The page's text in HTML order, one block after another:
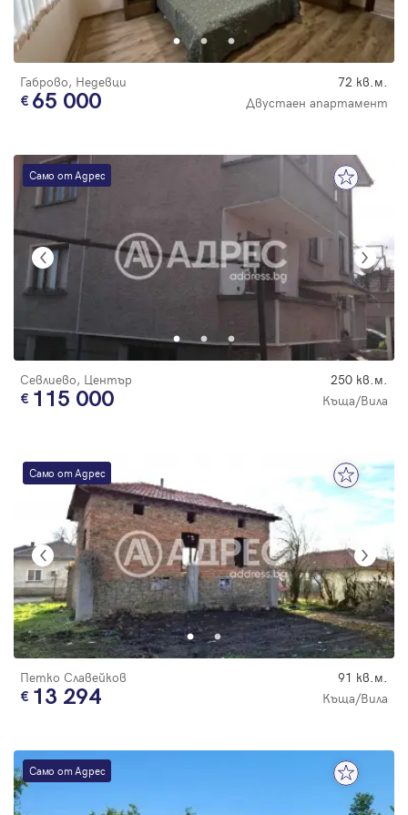
Габрово, Недевци 72 кв.м.
65 000 Двустаен апартамент
Само от Адрес
Севлиево, Център 250 кв.м.
115 000 Къща/Вила
Само от Адрес
Петко Славейков 91 кв.м.
13 294 Къща/Вила
Само от Адрес
Парола